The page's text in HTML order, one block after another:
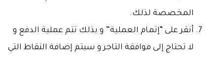
المخصصة لذلك.
أنقر على “إتمام العملية” و بذلك تتم عملية الدفع و
لا تحتاج إلى موافقة التاجر و سيتم إضافة النقاط التي